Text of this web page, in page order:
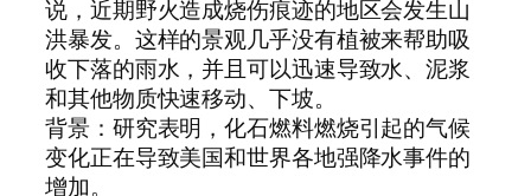
说，近期野火造成烧伤痕迹的地区会发生山
洪暴发。这样的景观几乎没有植被来帮助吸
收下落的雨水，并且可以迅速导致水、泥浆
和其他物质快速移动、下坡。
背景：研究表明，化石燃料燃烧引起的气候
变化正在导致美国和世界各地强降水事件的
增加。